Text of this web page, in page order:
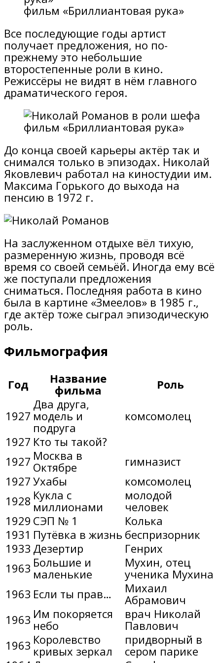
фильм «Бриллиантовая рука»
Все последующие годы артист
получает предложения, но по-
прежнему это небольшие
второстепенные роли в кино.
Режиссёры не видят в нём главного
драматического героя.
фильм «Бриллиантовая рука»
До конца своей карьеры актёр так и
снимался только в эпизодах. Николай
Яковлевич работал на киностудии им.
Максима Горького до выхода на
пенсию в 1972 г.
На заслуженном отдыхе вёл тихую,
размеренную жизнь, проводя всё
время со своей семьёй. Иногда ему всё
же поступали предложения
сниматься. Последняя работа в кино
была в картине «Змеелов» в 1985 г.,
где актёр тоже сыграл эпизодическую
роль.
Фильмография
Год
Название
фильма
Роль
1927
Два друга,
модель и
подруга
комсомолец
1927 Кто ты такой?
1927 Москва в
Октябре
гимназист
1927 Ухабы
комсомолец
1928 Кукла с
миллионами
молодой
человек
1929 СЭП № 1
Колька
1931 Путёвка в жизнь беспризорник
1933 Дезертир
Генрих
1963 Большие и
маленькие
Мухин, отец
ученика Мухина
1963 Если ты прав…
Михаил
Абрамович
1963 Им покоряется
небо
врач Николай
Павлович
1963 Королевство
кривых зеркал
придворный в
сером парике